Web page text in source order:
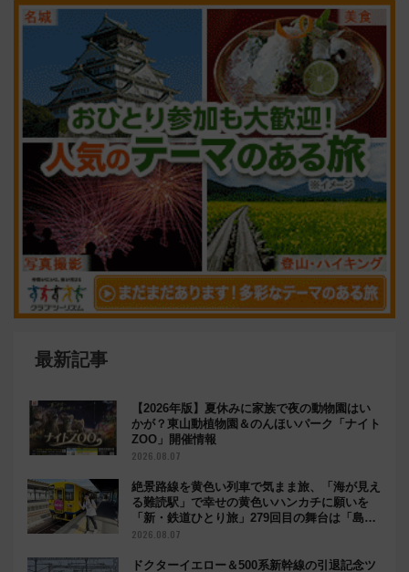
最新記事
【2026年版】夏休みに家族で夜の動物園はい
かが？東山動植物園＆のんほいパーク「ナイト
ZOO」開催情報
2026.08.07
絶景路線を黄色い列車で気まま旅、「海が見え
る難読駅」で幸せの黄色いハンカチに願いを
「新・鉄道ひとり旅」279回目の舞台は「島原
鉄道」
2026.08.07
ドクターイエロー＆500系新幹線の引退記念ツ